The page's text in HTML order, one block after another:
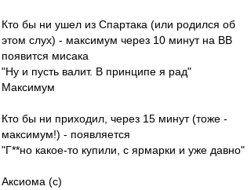
Кто бы ни ушел из Спартака (или родился об
этом слух) - максимум через 10 минут на ВВ
появится мисака
"Ну и пусть валит. В принципе я рад"
Максимум
Кто бы ни приходил, через 15 минут (тоже -
максимум!) - появляется
"Г**но какое-то купили, с ярмарки и уже давно"
Аксиома (с)